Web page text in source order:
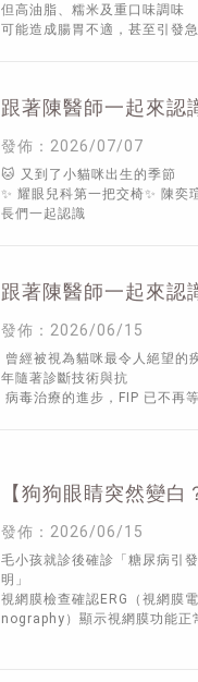
但高油脂、糯米及重口味調味
可能造成腸胃不適，甚至引發
跟著陳醫師一起來
發佈：2026/07/07
🐱 又到了小貓咪出生的季節
✨ 耀眼兒科第一把交椅✨ 陳奕
長們一起認識
跟著陳醫師一起來
發佈：2026/06/15
曾經被視為貓咪最令人絕望的
年隨著診斷技術與抗
病毒治療的進步，FIP 已不再
【狗狗眼睛突然變白
發佈：2026/06/15
毛小孩就診後確診「糖尿病引
明」
視網膜檢查確認ERG（視網膜
nography）顯示視網膜功能正